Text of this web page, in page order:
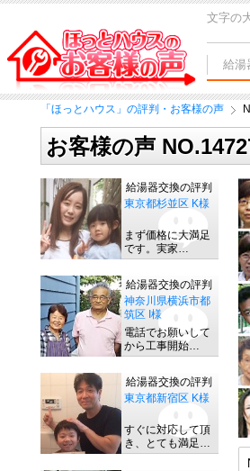
文字の
給湯
「ほっとハウス」の評判・お客様の声
お客様の声
給湯器交換の評判
東京都杉並区 K様
まず価格に大満足
です。実家…
給湯器交換の評判
神奈川県横浜市都
筑区 I様
電話でお願いして
から工事開始…
給湯器交換の評判
東京都新宿区 K様
すぐに対応して頂
き、とても満足…